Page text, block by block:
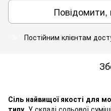
Повідомити,
Постійним клієнтам
Сіль найвищої якості для
типу. У складі сольової